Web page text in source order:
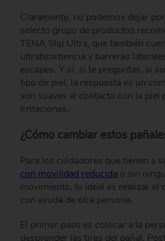
Claramente, no podemos dejar
selecto grupo de productos
TENA Slip Ultra, que también
ultrabsorbencia y barreras
escapes. Y sí, si te preguntas, si
tipo de piel; la respuesta es un
son suaves al contacto con la piel
irritaciones.
¿Cómo cambiar estos
Para los cuidadores que tienen a
con movilidad reducida o sin
movimiento, lo ideal es realizar el
con ayuda de otra persona.
El primer paso es colocar a la
desprender las tiras del pañal.